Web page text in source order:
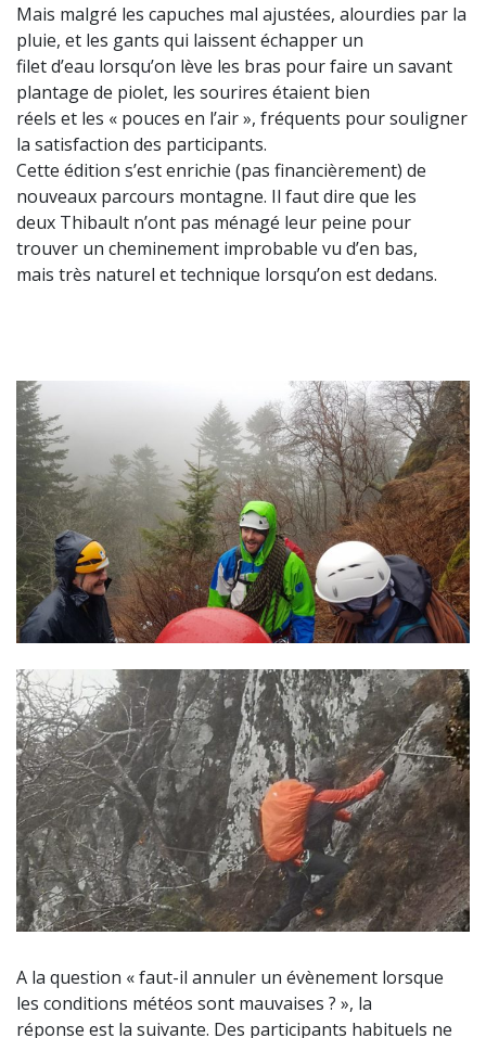
Mais malgré les capuches mal ajustées, alourdies par la
pluie, et les gants qui laissent échapper un
filet d’eau lorsqu’on lève les bras pour faire un savant
plantage de piolet, les sourires étaient bien
réels et les « pouces en l’air », fréquents pour souligner
la satisfaction des participants.
Cette édition s’est enrichie (pas financièrement) de
nouveaux parcours montagne. Il faut dire que les
deux Thibault n’ont pas ménagé leur peine pour
trouver un cheminement improbable vu d’en bas,
mais très naturel et technique lorsqu’on est dedans.
A la question « faut-il annuler un évènement lorsque
les conditions météos sont mauvaises ? », la
réponse est la suivante. Des participants habituels ne